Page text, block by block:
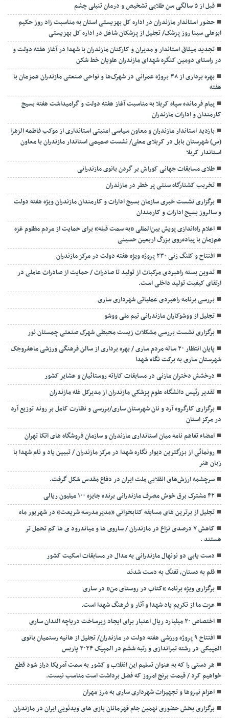
قبل از ۵ سالگی سن طلایی تشخیص و درمان تنبلی چشم
حضور استاندار مازندران در اداره کل بهزیستی استان به مناسبت زاد روز حکیم
ابوعلی سینا روز پزشک/ تجلیل از پزشکان شاغل در اداره کل بهزیستی
تجدید میثاق استاندار و مدیران و کارکنان مازندران با شهدا در آغاز هفته دولت و
در راستای دومین کنگره شهدای مازندران علویان خط شکن
بهره برداری از ۳۸ بروژه عمرانی در شهرک‌ها و نواحی صنعتی مازندران همزمان با
هفته
پیام فرمانده سپاه کربلا به مناسبت آغاز هفته دولت و گرامیداشت هفته بسیج
کارمندان و ادارات مازندران
بازدید استاندار مازندران و معاون سیاسی امنیتی استانداری از موکب فاطمه الزهرا
(س) شهرستان بابل در کربلای معلی/ نشست صمیمی استاندار مازندران با معاون
استاندار کربلا
طلای مسابقات جهانی کوراش بر گردن بانوی مازندرانی
تخربب کشتارگاه سنتی پر خطر در مازندران
برگزاری نشست خبری سازمان بسیج ادارات و کارمندان مازندران ویژه هفته دولت
و سالروز بسیج ادارات و کارمندان
اعلام راه‌اندازی پویش بین‌المللی «به سمت قبله» برای حمایت از مردم مظلوم غزه
هم‌زمان با پیاده‌روی بزرگ اربعین حسینی
افتتاح و کلنگ زنی ۲۳۰ پروژه ویژه هفته دولت در مرکز مازندران
تدوین بسته راهبردی مرکبات از تولید تا صادرات / حمایت از صادرات عاملی در
ارتقای کیفیت تولید داخلی است.
بررسی برنامه راهبردی عملیاتی شهرداری ساری
تجلیل از ووشوکاران مازندرانی تیم ملی ووشو
برگزاری نشست بررسی مشکلات زیست محیطی شهرک صنعتی چمستان نور
پایان انتظار ۲۰ ساله مردم ساری / بهره برداری از سالن فرهنگی ورزشی ماهفروجک
شهرستان ساری به برکت نگاه شهدا
درخشش دختران مازنی در مسابقات کاراته روستائیان و عشایر کشور
تقدیر رئیس دانشگاه علوم پزشکی مازندران از مدیرکل غله مازندران
برگزاری کارگروه آرد و نان شهرستان ساری/بررسی و نظارت کامل بر روند توزیع آرد
در مرکز استان
امضاء تفاهم نامه میان استانداری مازندران و سازمان فروشگاه های اتکا تهران
رونمائی از بزرگترین دیوار نگاره شهدا در مرکز مازندران / تبیین یاد و نام شهدا با
زبان هنر
سرچشمه ارزش‌های انقلابی ملت ایران در دفاع مقدس شکل گرفت.
۴۲ مشترک برق خوش مصرف مازندرانی برنده جایزه ۱۰۰ میلیون ریالی
تجلیل از برترین های مسابقه کتابخوانی «مدیرمدرسه شریعت» در شهریور ماه
کاهش ۷ درصدی نزاع در مازندران / ساروی ها و میاندرود ی ها کم تحمل تر
هستند‌ .
دست یابی دو نونهال مازندرانی به مدال در مسابقات اسکیت کشور
قلم به دستان، تفنگ به دست شدند
برگزاری ویژه برنامه “کتاب در روستای من” در ساری
عزت ما از تکریم یاد شهدا و آثار و فرهنگ شهدا است.
اختصاص ۲۰ میلیارد ریال اعتبار برای ایجاد زیرساخت دریاچه الندان ساری
افتتاح ۹ پروژه ورزشی هفته دولت در مازندران/ تجلیل از هانیه رستمیان بانوی
المپیکی در رشته تیراندازی و رتبه ششم در المپیک ۲۰۲۴ پاربس
هر دستی را که به عنوان تسلیم این انقلاب و کشور به سمت آمريکا دراز شود قطع
خواهیم کرد / قیمت برنج امروز که فصل برداشت است مناسب نیست.
اعزام نیروها و تجهیزات شهرداری ساری به مرز مهران
برگزاری بخش حضوری نهمین جام قهرمانان بازی های ویدئویی ایران در مازندران